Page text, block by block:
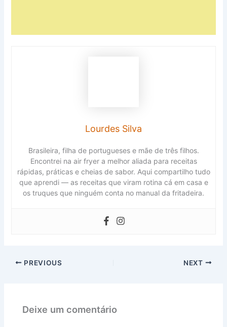
Lourdes Silva
Brasileira, filha de portugueses e mãe de três filhos.
Encontrei na air fryer a melhor aliada para receitas
rápidas, práticas e cheias de sabor. Aqui compartilho tudo
que aprendi — as receitas que viram rotina cá em casa e
os truques que ninguém conta no manual da fritadeira.
PREVIOUS NEXT
Deixe um comentário